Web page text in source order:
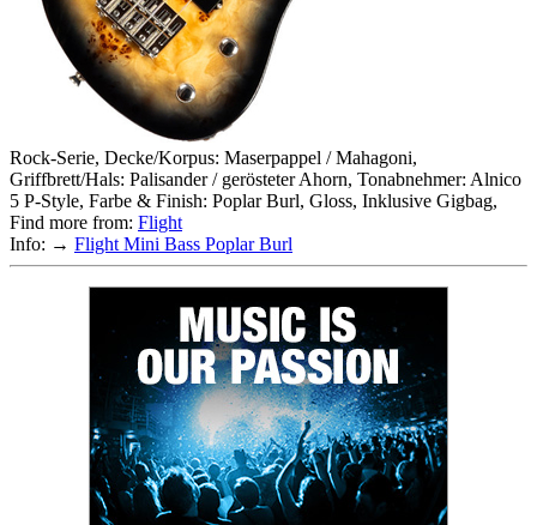
Rock-Serie, Decke/Korpus: Maserpappel / Mahagoni,
Griffbrett/Hals: Palisander / gerösteter Ahorn, Tonabnehmer: Alnico
5 P-Style, Farbe & Finish: Poplar Burl, Gloss, Inklusive Gigbag,
Find more from: Flight
Info: → Flight Mini Bass Poplar Burl